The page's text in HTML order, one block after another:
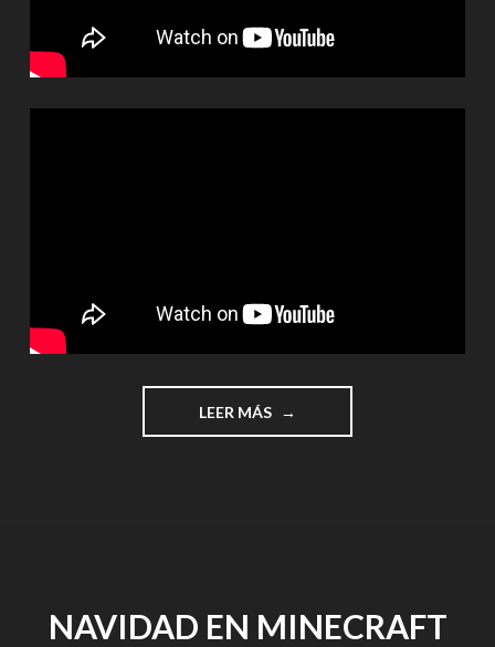
LEER MÁS "~
¡BLOQUE
NAVIDAD EN MINECRAFT